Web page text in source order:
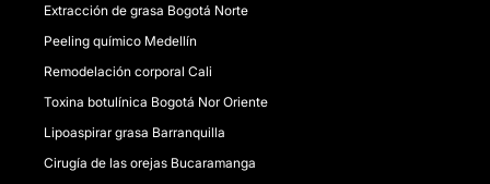
Extracción de grasa Bogotá Norte
Peeling químico Medellín
Remodelación corporal Cali
Toxina botulínica Bogotá Nor Oriente
Lipoaspirar grasa Barranquilla
Cirugía de las orejas Bucaramanga